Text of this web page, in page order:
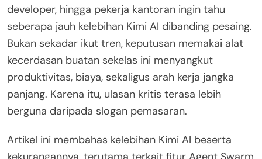
developer, hingga pekerja kantoran ingin tahu
seberapa jauh kelebihan Kimi AI dibanding pesaing.
Bukan sekadar ikut tren, keputusan memakai alat
kecerdasan buatan sekelas ini menyangkut
produktivitas, biaya, sekaligus arah kerja jangka
panjang. Karena itu, ulasan kritis terasa lebih
berguna daripada slogan pemasaran.
Artikel ini membahas kelebihan Kimi AI beserta